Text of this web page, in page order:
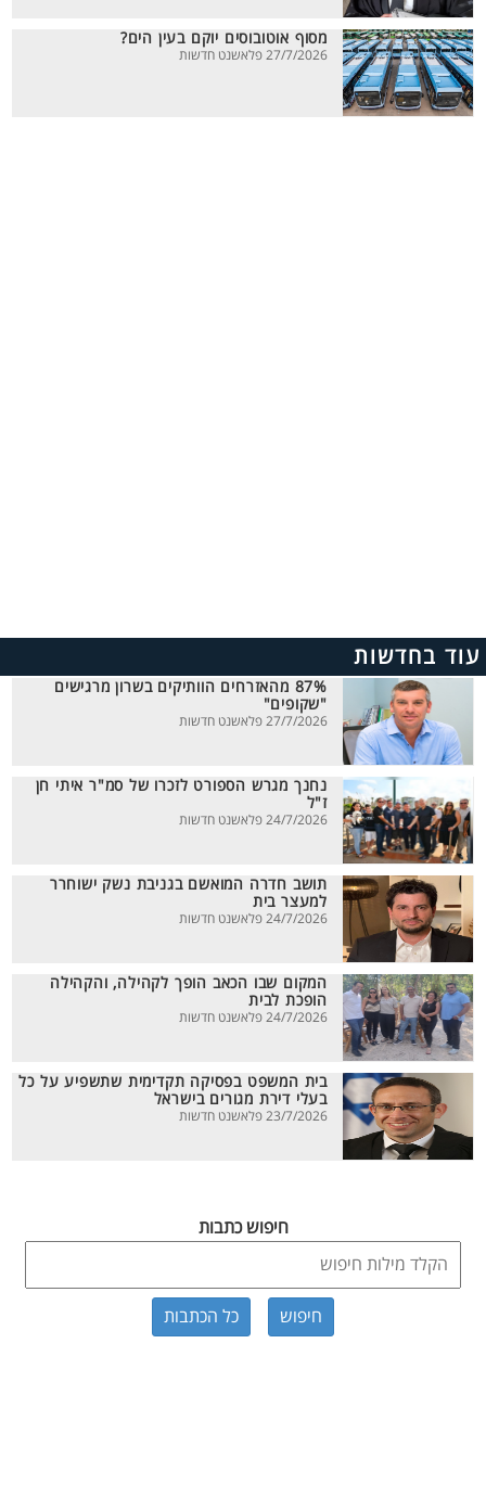
מסוף אוטובוסים יוקם בעין הים?
27/7/2026 פלאשנט חדשות
עוד בחדשות
87% מהאזרחים הוותיקים בשרון מרגישים
"שקופים"
27/7/2026 פלאשנט חדשות
נחנך מגרש הספורט לזכרו של סמ"ר איתי חן
ז"ל
24/7/2026 פלאשנט חדשות
תושב חדרה המואשם בגניבת נשק ישוחרר
למעצר בית
24/7/2026 פלאשנט חדשות
המקום שבו הכאב הופך לקהילה, והקהילה
הופכת לבית
24/7/2026 פלאשנט חדשות
בית המשפט בפסיקה תקדימית שתשפיע על כל
בעלי דירת מגורים בישראל
23/7/2026 פלאשנט חדשות
חיפוש כתבות
כל הכתבות